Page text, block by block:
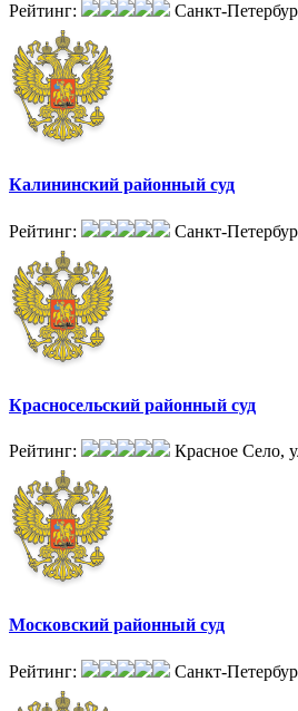
Рейтинг: Санкт-
Калининский районный суд
Рейтинг: Санкт-
Красносельский районный суд
Рейтинг: Красное Село,
Московский районный суд
Рейтинг: Санкт-